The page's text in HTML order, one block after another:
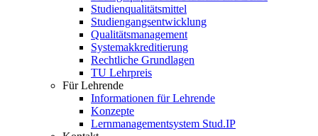
Studienqualitätsmittel
Studiengangsentwicklung
Qualitätsmanagement
Systemakkreditierung
Rechtliche Grundlagen
TU Lehrpreis
Für Lehrende
Informationen für Lehrende
Konzepte
Lernmanagementsystem Stud.IP